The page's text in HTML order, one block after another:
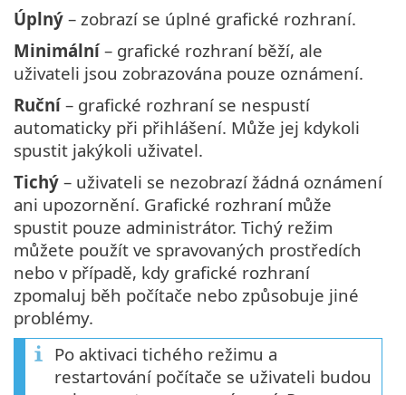
Úplný – zobrazí se úplné grafické rozhraní.
Minimální– grafické rozhraní běží, ale
uživateli jsou zobrazována pouze oznámení.
Ruční– grafické rozhraní se nespustí
automaticky při přihlášení. Může jej kdykoli
spustit jakýkoli uživatel.
Tichý – uživateli se nezobrazí žádná oznámení
ani upozornění. Grafické rozhraní může
spustit pouze administrátor. Tichý režim
můžete použít ve spravovaných prostředích
nebo v případě, kdy grafické rozhraní
zpomaluj běh počítače nebo způsobuje jiné
problémy.
Po aktivaci tichého režimu a
restartování počítače se uživateli budou